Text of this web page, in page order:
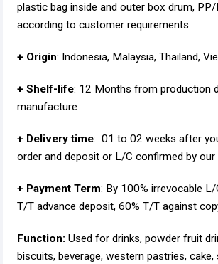
plastic bag inside and outer box drum,
according to customer requirements.
+ Origin: Indonesia, Malaysia, Thailand,
+ Shelf-life: 12 Months from production
manufacture
+ Delivery time: 01 to 02 weeks after
order and deposit or L/C confirmed by our
+ Payment Term: By 100% irrevocable
T/T advance deposit, 60% T/T against
Function: Used for drinks, powder fruit
biscuits, beverage, western pastries, cake,